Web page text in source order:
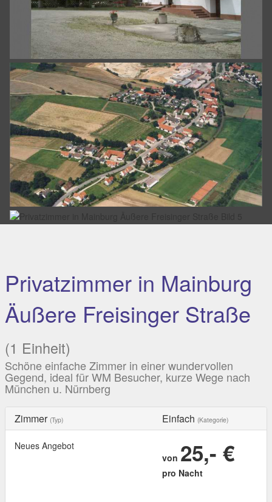
Privatzimmer in Mainburg
Äußere Freisinger Straße
(1 Einheit)
Schöne einfache Zimmer in einer wundervollen
Gegend, ideal für WM Besucher, kurze Wege nach
München u. Nürnberg
Zimmer (Typ) Einfach (Kategorie)
Neues Angebot
von 25,- €
pro Nacht